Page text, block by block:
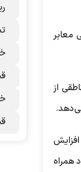
معابر
از
افزایش
همراه